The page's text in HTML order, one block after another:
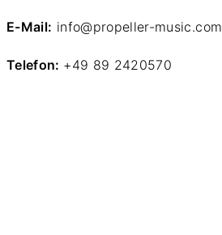
E-Mail: info@propeller-music.com
Telefon: +49 89 2420570